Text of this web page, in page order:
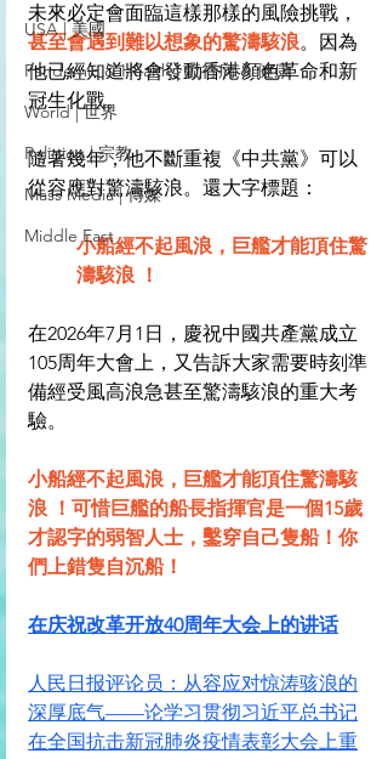
USA | 美國
Pandemic & Health | 流行病 & 健康
World | 世界
Religion | 宗教
Mass Media | 傳媒
Middle East
未來必定會面臨這樣那樣的風險挑戰，
甚至會遇到難以想象的驚濤駭浪。因為
他已經知道將會發動香港顏色革命和新
冠生化戰。
隨著幾年，他不斷重複《中共黨》可以
從容應對驚濤駭浪。還大字標題：
小船經不起風浪，巨艦才能頂住驚
濤駭浪 ！
在2026年7月1日，慶祝中國共產黨成立
105周年大會上，又告訴大家需要時刻準
備經受風高浪急甚至驚濤駭浪的重大考
驗。
小船經不起風浪，巨艦才能頂住驚濤駭
浪 ！可惜巨艦的船長指揮官是一個15歲
才認字的弱智人士，鑿穿自己隻船！你
們上錯隻自沉船！
在庆祝改革开放40周年大会上的讲话
人民日报评论员：从容应对惊涛骇浪的
深厚底气——论学习贯彻习近平总书记
在全国抗击新冠肺炎疫情表彰大会上重